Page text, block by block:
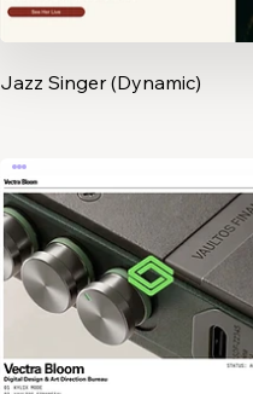
Jazz Singer (Dynamic)